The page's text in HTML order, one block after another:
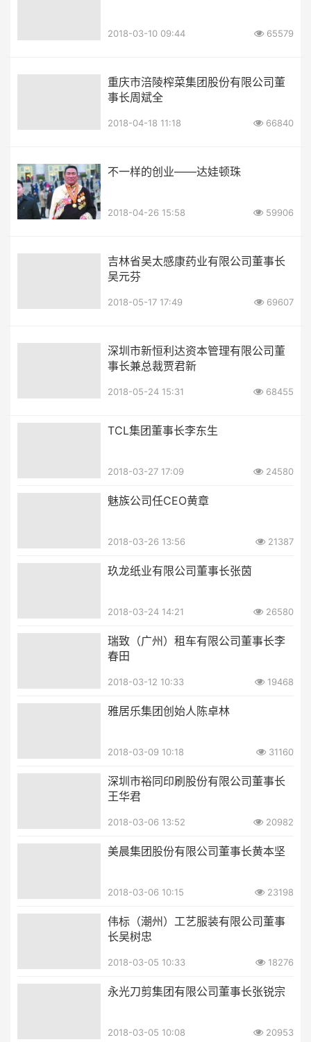
2018-03-10 09:44 65579
重庆市涪陵榨菜集团股份有限公司董
事长周斌全
2018-04-18 11:18 66840
不一样的创业——达娃顿珠
2018-04-26 15:58 59906
吉林省吴太感康药业有限公司董事长
吴元芬
2018-05-17 17:49 69607
深圳市新恒利达资本管理有限公司董
事长兼总裁贾君新
2018-05-24 15:31 68455
TCL集团董事长李东生
2018-03-27 17:09 24580
魅族公司任CEO黄章
2018-03-26 13:56 21387
玖龙纸业有限公司董事长张茵
2018-03-24 14:21 26580
瑞致（广州）租车有限公司董事长李
春田
2018-03-12 10:33 19468
雅居乐集团创始人陈卓林
2018-03-09 10:18 31160
深圳市裕同印刷股份有限公司董事长
王华君
2018-03-06 13:52 20982
美晨集团股份有限公司董事长黄本坚
2018-03-06 10:15 23198
伟标（潮州）工艺服装有限公司董事
长吴树忠
2018-03-05 10:33 18276
永光刀剪集团有限公司董事长张锐宗
2018-03-05 10:08 20953